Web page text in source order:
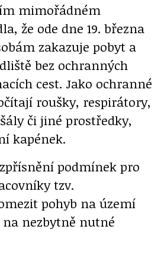
mimořádném
že ode dne 19. března
zakazuje pobyt a
bez ochranných
cest. Jako ochranné
roušky, respirátory,
či jiné prostředky,
kapének.
podmínek pro
tzv.
pohyb na území
na nezbytně nutné